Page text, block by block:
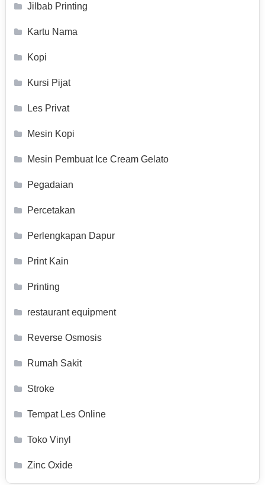
Jilbab Printing
Kartu Nama
Kopi
Kursi Pijat
Les Privat
Mesin Kopi
Mesin Pembuat Ice Cream Gelato
Pegadaian
Percetakan
Perlengkapan Dapur
Print Kain
Printing
restaurant equipment
Reverse Osmosis
Rumah Sakit
Stroke
Tempat Les Online
Toko Vinyl
Zinc Oxide